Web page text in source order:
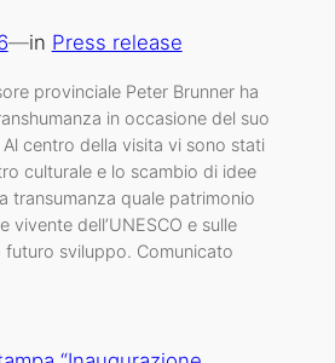
—in Press release
provinciale Peter Brunner ha
in occasione del suo
centro della visita vi sono stati
culturale e lo scambio di idee
transumanza quale patrimonio
vivente dell’UNESCO e sulle
sviluppo. Comunicato